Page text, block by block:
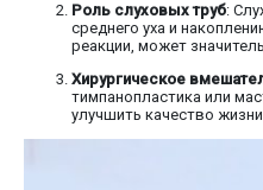
Роль слуховых труб:
среднего уха и
реакции, может
Хирургическое
тимпанопластика или
улучшить качество